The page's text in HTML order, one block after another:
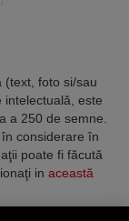
(text, foto si/sau
este
a 250 de semne.
considerare în
poate fi făcută
in această